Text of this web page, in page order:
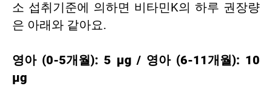
소 섭취기준에 의하면 비타민K의 하루 권장량
은 아래와 같아요.
영아 (0-5개월): 5 μg / 영아 (6-11개월): 10
μg